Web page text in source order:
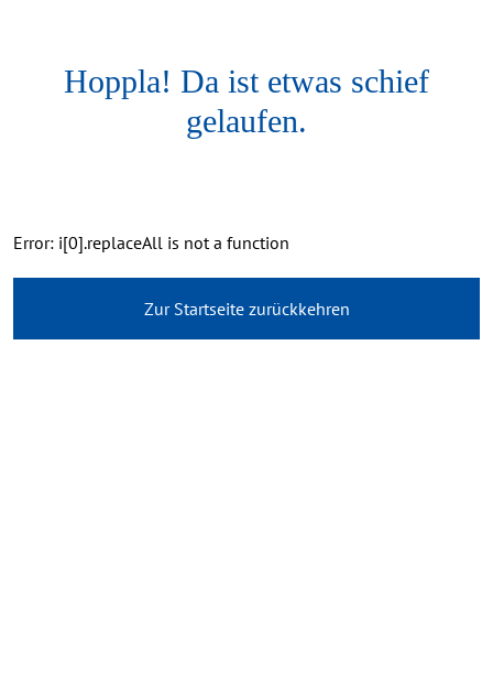
Hoppla! Da ist etwas schief
gelaufen.
Error: i[0].replaceAll is not a function
Zur Startseite zurückkehren